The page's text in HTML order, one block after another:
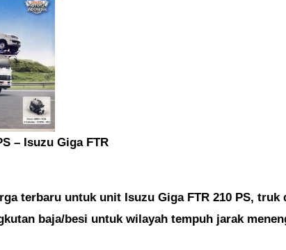
– Isuzu Giga FTR
terbaru untuk unit Isuzu Giga FTR 210 PS,
baja/besi untuk wilayah tempuh jarak